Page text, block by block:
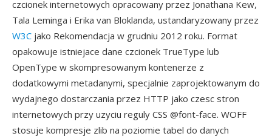
czcionek internetowych opracowany przez Jonathana Kew,
Tala Leminga i Erika van Bloklanda, ustandaryzowany przez
W3C jako Rekomendacja w grudniu 2012 roku. Format
opakowuje istniejace dane czcionek TrueType lub
OpenType w skompresowanym kontenerze z
dodatkowymi metadanymi, specjalnie zaprojektowanym do
wydajnego dostarczania przez HTTP jako czesc stron
internetowych przy uzyciu reguly CSS @font-face. WOFF
stosuje kompresje zlib na poziomie tabel do danych